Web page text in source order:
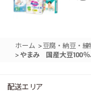
ホーム >豆腐・納豆・練
>やまみ 国産大豆100
配送エリア